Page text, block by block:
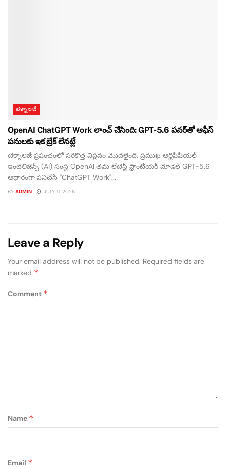
టెక్నాలజీ
OpenAI ChatGPT Work లాంచ్ చేసింది: GPT-5.6 పవర్‌తో ఆఫీస్
పనులకు ఇక బ్రేక్ లేనట్లే
టెక్నాలజీ ప్రపంచంలో సరికొత్త విప్లవం మొదలైంది. ప్రముఖ ఆర్టిఫిషియల్
ఇంటెలిజెన్స్ (AI) సంస్థ OpenAI తమ లేటెస్ట్ ఫ్రాంటియర్ మోడల్ GPT-5.6
ఆధారంగా పనిచేసే "ChatGPT Work"...
BY ADMIN JULY 11, 2026
Leave a Reply
Your email address will not be published. Required fields are
marked *
Comment *
Name *
Email *